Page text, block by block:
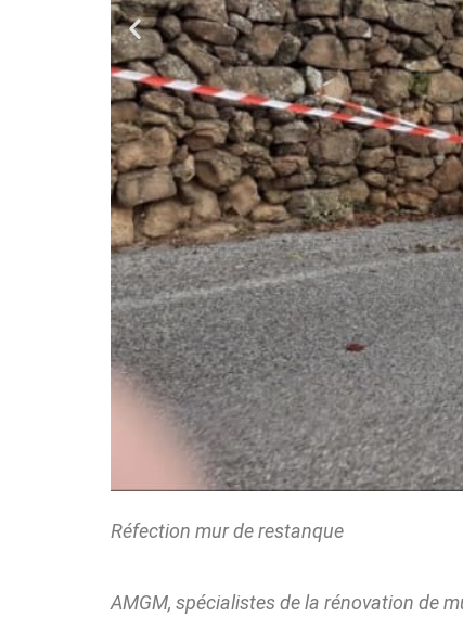
Réfection mur de restanque
AMGM, spécialistes de la rénovation de